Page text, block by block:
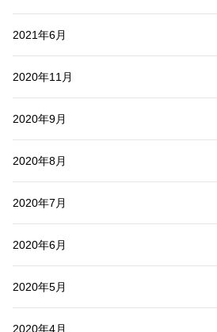
2021年6月
2020年11月
2020年9月
2020年8月
2020年7月
2020年6月
2020年5月
2020年4月